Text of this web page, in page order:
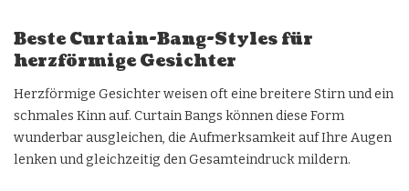
Beste Curtain-Bang-Styles für
herzförmige Gesichter
Herzförmige Gesichter weisen oft eine breitere Stirn und ein
schmales Kinn auf. Curtain Bangs können diese Form
wunderbar ausgleichen, die Aufmerksamkeit auf Ihre Augen
lenken und gleichzeitig den Gesamteindruck mildern.